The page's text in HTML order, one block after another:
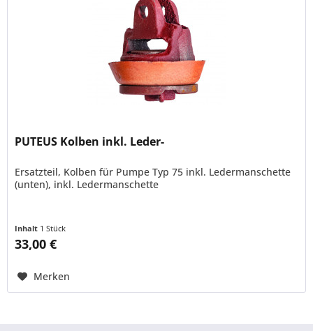
PUTEUS Kolben inkl. Leder-
Ersatzteil, Kolben für Pumpe Typ 75 inkl. Ledermanschette
(unten), inkl. Ledermanschette
Inhalt 1 Stück
33,00 €
Merken